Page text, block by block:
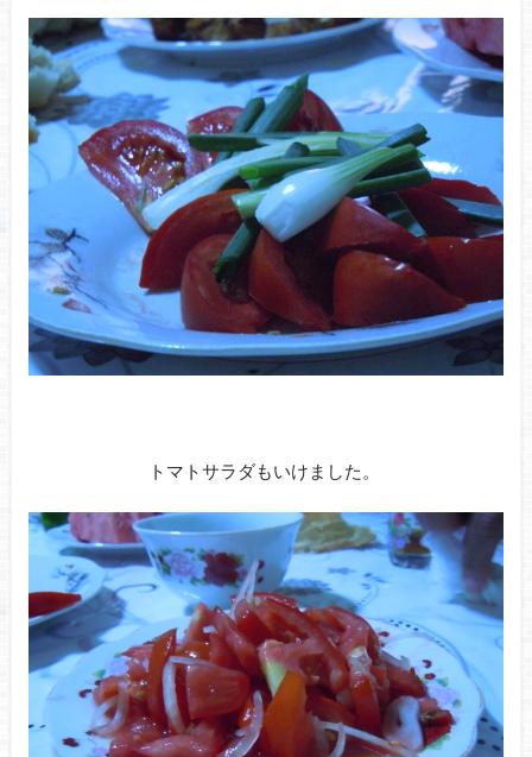
トマトサラダもいけました。